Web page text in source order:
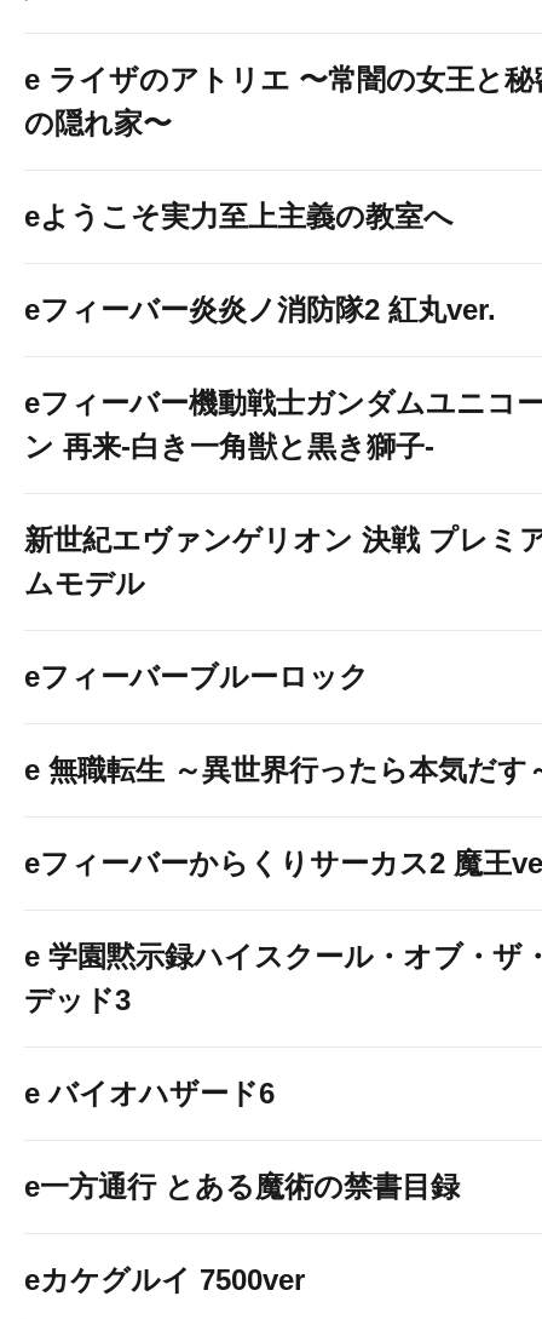
e ライザのアトリエ 〜常闇の女王と秘
の隠れ家〜
eようこそ実力至上主義の教室へ
eフィーバー炎炎ノ消防隊2 紅丸ver.
eフィーバー機動戦士ガンダムユニコ
ン 再来-白き一角獣と黒き獅子-
新世紀エヴァンゲリオン 決戦 プレミ
ムモデル
eフィーバーブルーロック
e 無職転生 ～異世界行ったら本気だす
eフィーバーからくりサーカス2 魔王
e 学園黙示録ハイスクール・オブ・ザ
デッド3
e バイオハザード6
e一方通行 とある魔術の禁書目録
eカケグルイ 7500ver